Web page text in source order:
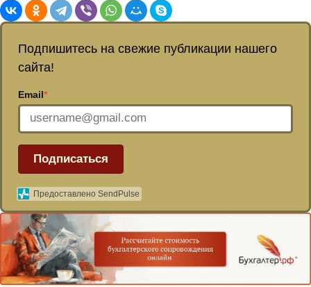
Подпишитесь на свежие публикации нашего
сайта!
Email*
Подписаться
Предоставлено SendPulse